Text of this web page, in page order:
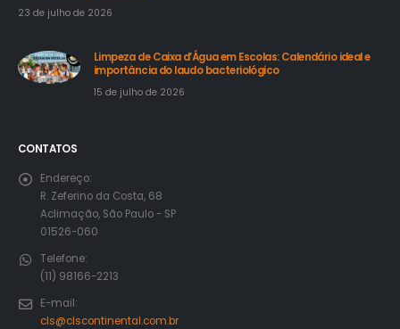
23 de julho de 2026
Limpeza de Caixa d’Água em Escolas: Calendário ideal e
importância do laudo bacteriológico
15 de julho de 2026
CONTATOS
Endereço:
R. Zeferino da Costa, 68
Aclimação, São Paulo - SP
01526-060
Telefone:
(11) 98166-2213
E-mail:
cls@clscontinental.com.br